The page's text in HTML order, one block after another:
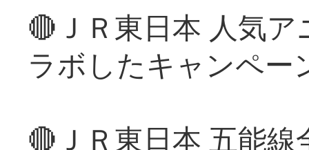
🔴ＪＲ東日本 人気
ラボしたキャンペー
🔴ＪＲ東日本 五能